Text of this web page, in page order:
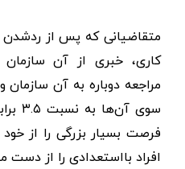
متقاضیانی که پس از
کاری، خبری از آن
مراجعه دوباره به آن
فرصت بسیار بزرگی را از
افراد بااستعدادی را از